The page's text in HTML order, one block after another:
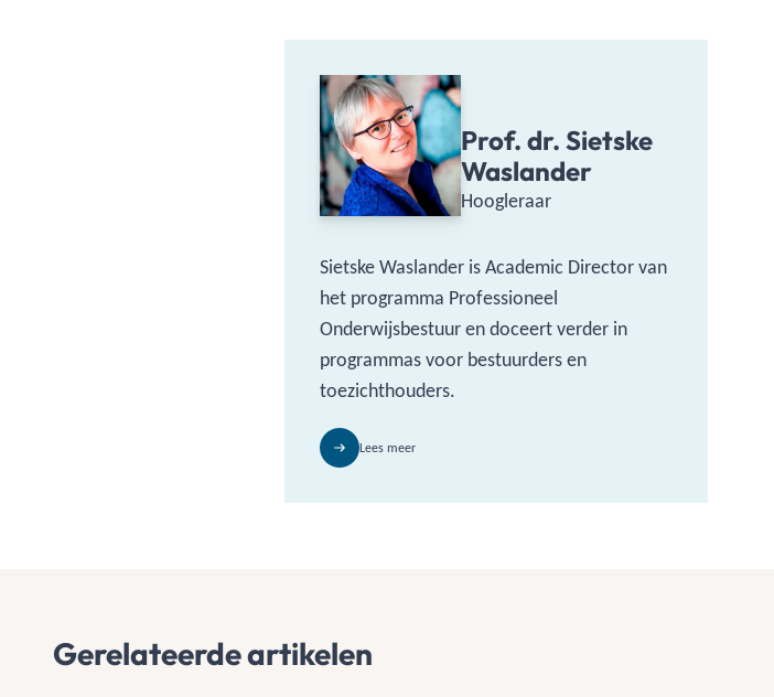
Prof. dr. Sietske
Waslander
Hoogleraar
Sietske Waslander is Academic Director van
het programma Professioneel
Onderwijsbestuur en doceert verder in
programmas voor bestuurders en
toezichthouders.
Lees meer
Gerelateerde artikelen